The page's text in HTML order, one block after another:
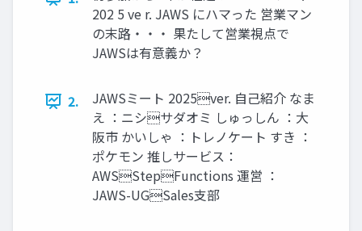
202 5 ve r. JAWS にハマった 営業マン
の末路・・・ 果たして営業視点で
JAWSは有意義か？
2.
JAWSミート 2025ver. ⾃⼰紹介 なま
え ：ニシサダオミ しゅっしん ：⼤
阪市 かいしゃ ：トレノケート すき ：
ポケモン 推しサービス：
AWSStepFunctions 運営 ：
JAWS-UGSales⽀部